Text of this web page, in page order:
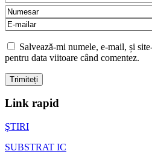
Salvează-mi numele, e-mail, și
pentru data viitoare când comentez.
Link rapid
ŞTIRI
SUBSTRAT IC